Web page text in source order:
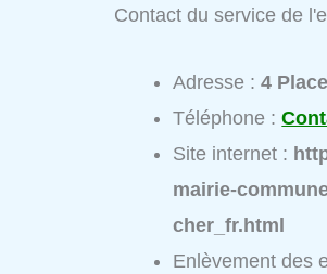
Contact du service de
Adresse :4
Téléphone :
Site internet :
mairie-
cher_fr.html
Enlèvement des